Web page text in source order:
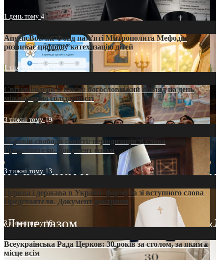
1 день тому4
AngelicBot: як Фонд пам’яті Митрополита Мефодія
розвиває цифрову катехизацію дітей
1 тиждень тому12
Світові лідери в Києві: богословський погляд на день
міжнародної солідарності
3 тижні тому19
35 років свободи совісті: періодизація зі слова
Предстоятеля. Документ епохи
3 тижні тому 13
Церква і держава в Україні: формула зі вступного слова
Предстоятеля. Документ доктрини
3 тижні тому16
Всеукраїнська Рада Церков: 30 років за столом, за яким є
місце всім